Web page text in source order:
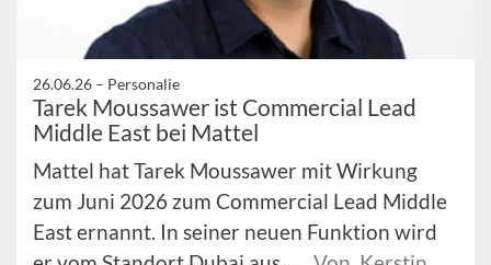
26.06.26 – Personalie
Tarek Moussawer ist Commercial Lead
Middle East bei Mattel
Mattel hat Tarek Moussawer mit Wirkung
zum Juni 2026 zum Commercial Lead Middle
East ernannt. In seiner neuen Funktion wird